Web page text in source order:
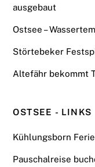
ausgebaut
Ostsee –
Störtebeker
Altefähr bekommt
OSTSEE - LINKS
Kühlungsborn
Pauschalreise